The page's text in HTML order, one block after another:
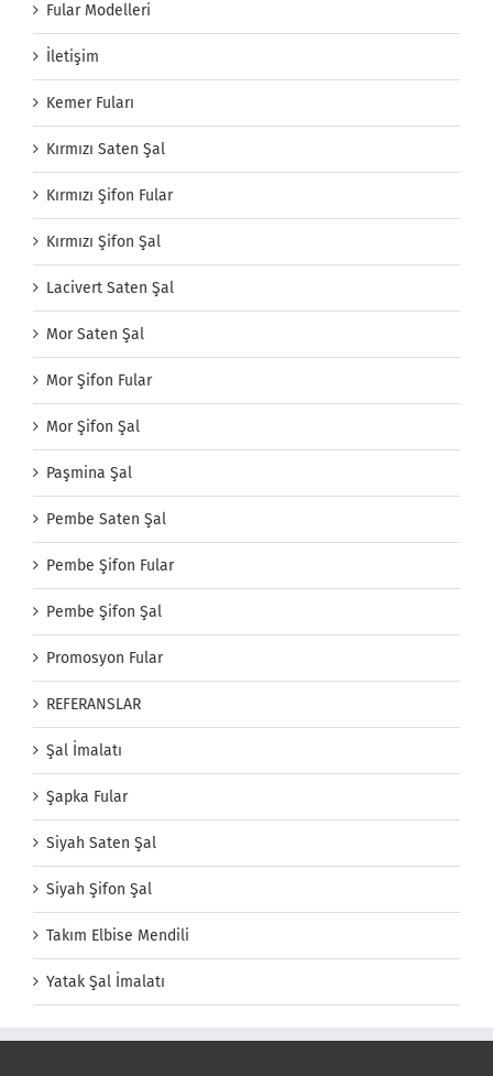
Fular Modelleri
İletişim
Kemer Fuları
Kırmızı Saten Şal
Kırmızı Şifon Fular
Kırmızı Şifon Şal
Lacivert Saten Şal
Mor Saten Şal
Mor Şifon Fular
Mor Şifon Şal
Paşmina Şal
Pembe Saten Şal
Pembe Şifon Fular
Pembe Şifon Şal
Promosyon Fular
REFERANSLAR
Şal İmalatı
Şapka Fular
Siyah Saten Şal
Siyah Şifon Şal
Takım Elbise Mendili
Yatak Şal İmalatı